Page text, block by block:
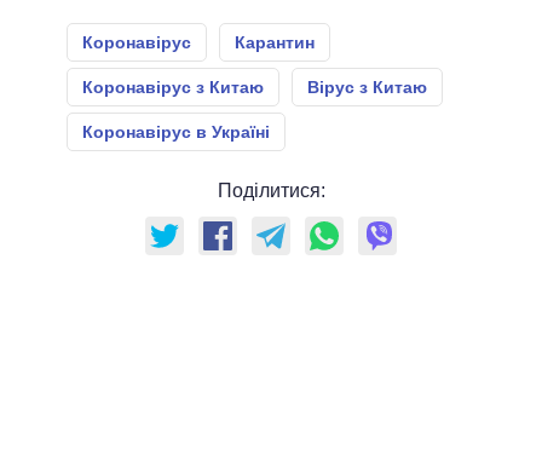
Коронавірус Карантин
Коронавірус з Китаю Вірус з Китаю
Коронавірус в Україні
Поділитися: